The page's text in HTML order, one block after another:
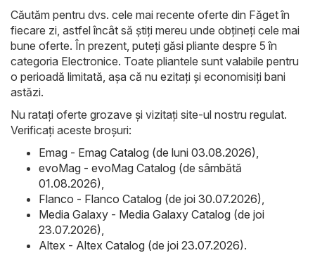
Căutăm pentru dvs. cele mai recente oferte din Făget în
fiecare zi, astfel încât să știți mereu unde obțineți cele mai
bune oferte. În prezent, puteți găsi pliante despre 5 în
categoria Electronice. Toate pliantele sunt valabile pentru
o perioadă limitată, așa că nu ezitați și economisiți bani
astăzi.
Nu ratați oferte grozave și vizitați site-ul nostru regulat.
Verificați aceste broșuri:
Emag - Emag Catalog (de luni 03.08.2026)
evoMag - evoMag Catalog (de sâmbătă
01.08.2026)
Flanco - Flanco Catalog (de joi 30.07.2026)
Media Galaxy - Media Galaxy Catalog (de joi
23.07.2026)
Altex - Altex Catalog (de joi 23.07.2026).